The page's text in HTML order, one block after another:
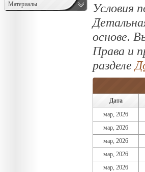
Материалы
Условия
основе.
Права и
разделе
Дата
мар, 2026
мар, 2026
мар, 2026
мар, 2026
мар, 2026